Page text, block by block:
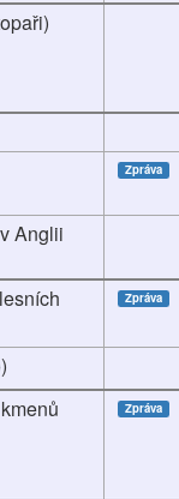
Zpráva
Anglii
Zpráva
Zpráva